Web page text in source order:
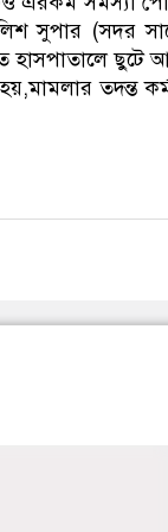
সুপার (সদর
হাসপাতালে ছুটে
তদন্ত